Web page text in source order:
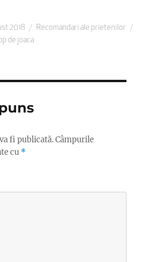
2018 Categorii
Recomandari ale prietenilor
de joaca
fi publicată.Câmpurile
cu *